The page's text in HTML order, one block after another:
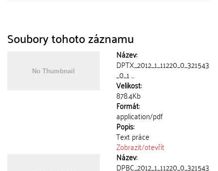
Soubory tohoto záznamu
Název:
DPTX_2012_1_11220_0_321543
_0_1 ...
Velikost:
878.4Kb
Formát:
application/pdf
Popis:
Text práce
Zobrazit/otevřít
Název:
DPBC_2012_1_11220_0_321543